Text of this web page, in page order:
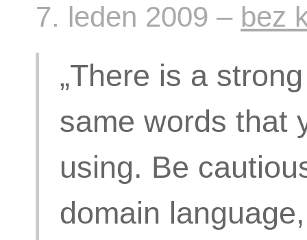
7. leden 2009 – bez
„There is a
same words that
using. Be
domain